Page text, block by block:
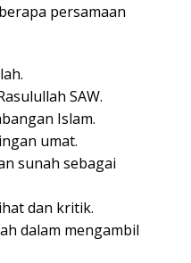
persamaan
SAW.
Islam.
umat.
sunah sebagai
dan kritik.
dalam mengambil